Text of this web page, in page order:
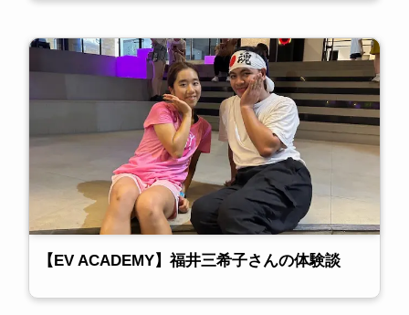
【EV ACADEMY】福井三希子さんの体験談